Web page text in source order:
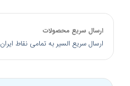
کالیبر عدسی 50 میلیمتر
ارسال سریع محصولات
ارسال سریع السیر به تمامی نقاط ایران